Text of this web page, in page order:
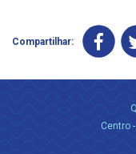
Compartilhar:
Centro